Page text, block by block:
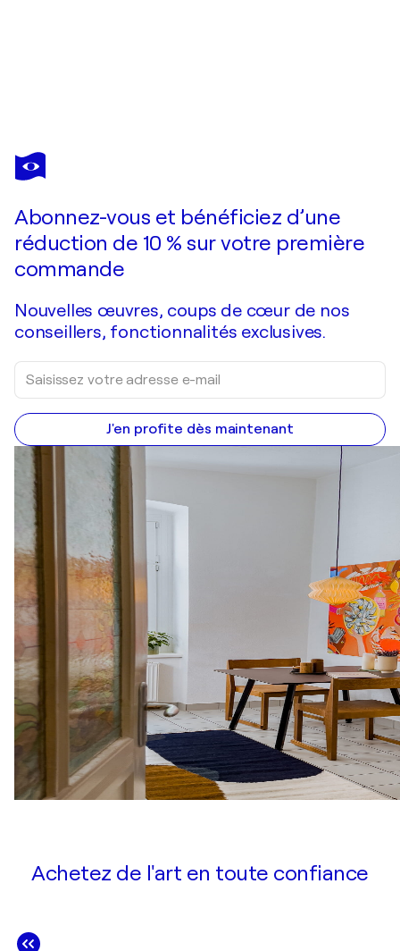
DONATELLA MARRAONI
sand
Abonnez-vous et bénéficiez d’une
réduction de 10 % sur votre première
commande
Nouvelles œuvres, coups de cœur de nos
conseillers, fonctionnalités exclusives.
J'en profite dès maintenant
Achetez de l'art en toute confiance